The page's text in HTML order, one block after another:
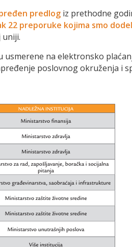
predlog iz prethodne
22 preporuke kojima smo
usmerene na elektronsko
poslovnog okruženja i